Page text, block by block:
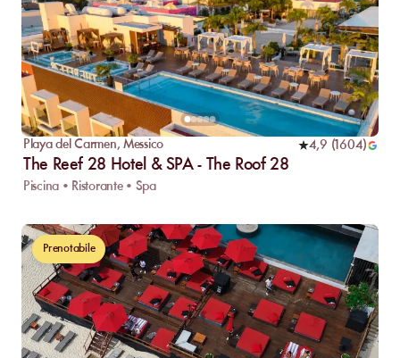
Playa del Carmen, Messico 4,9 (1604)
The Reef 28 Hotel & SPA - The Roof 28
Piscina • Ristorante • Spa
Prenotabile